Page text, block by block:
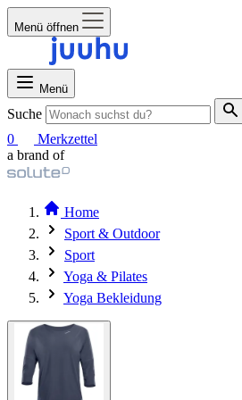
Menü öffnen
Menü
Suche
0
Merkzettel
a brand of
Home
Sport & Outdoor
Sport
Yoga & Pilates
Yoga Bekleidung